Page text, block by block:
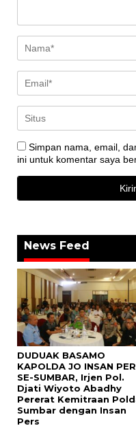
Simpan nama, email,
ini untuk komentar saya
News Feed
DUDUAK BASAMO
KAPOLDA JO INSAN
SE-SUMBAR, Irjen Pol.
Djati Wiyoto Abadhy
Pererat Kemitraan
Sumbar dengan Insan
Pers